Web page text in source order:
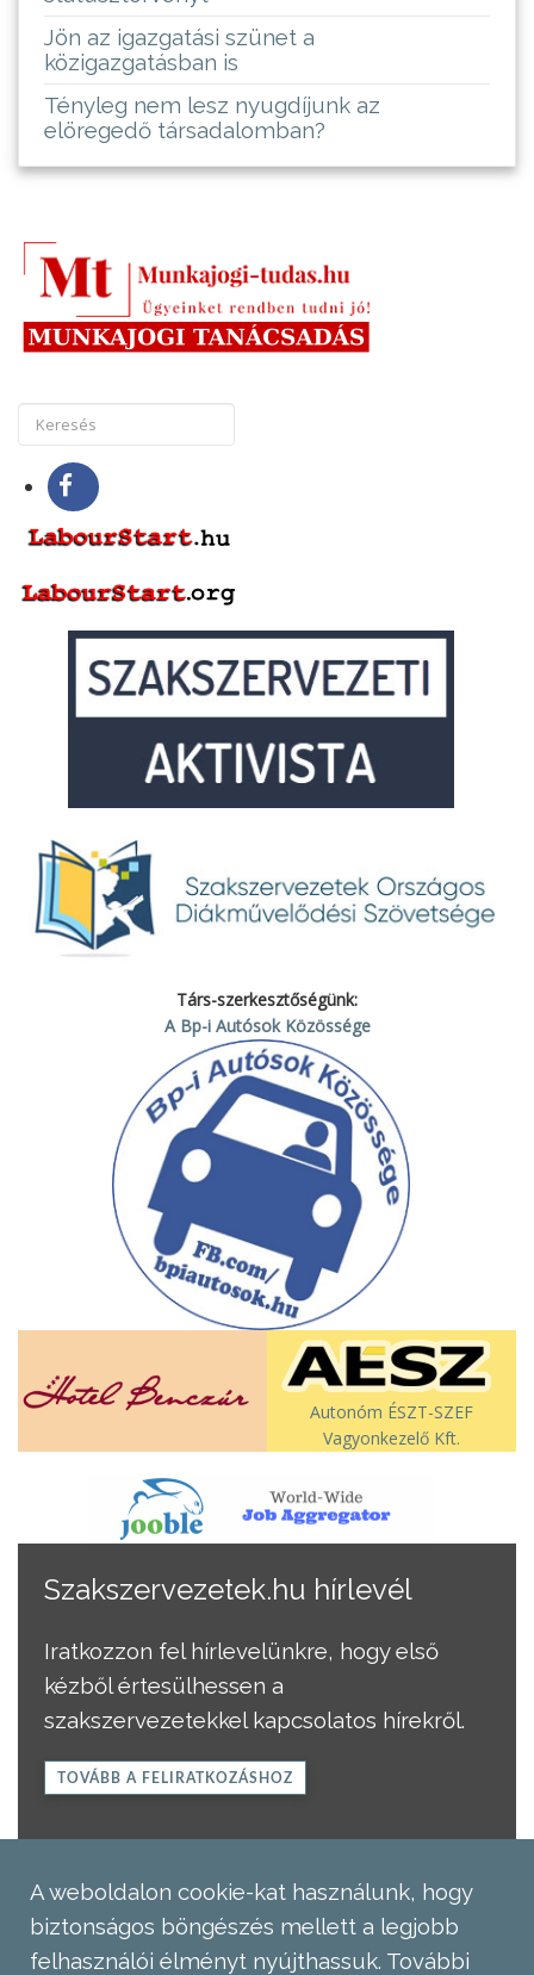
Jön az igazgatási szünet a
közigazgatásban is
Tényleg nem lesz nyugdíjunk az
elöregedő társadalomban?
Társ-szerkesztőségünk:
A Bp-i Autósok Közössége
Autonóm ÉSZT-SZEF
Vagyonkezelő Kft.
Szakszervezetek.hu hírlevél
Iratkozzon fel hírlevelünkre, hogy első
kézből értesülhessen a
szakszervezetekkel kapcsolatos hírekről.
TOVÁBB A FELIRATKOZÁSHOZ
A weboldalon cookie-kat használunk, hogy
biztonságos böngészés mellett a legjobb
felhasználói élményt nyújthassuk. További